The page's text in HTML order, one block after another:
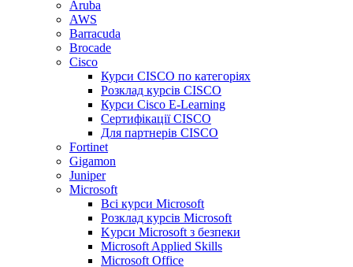
Aruba
AWS
Barracuda
Brocade
Cisco
Курси CISCO по категоріях
Розклад курсів CISCO
Курси Cisco E-Learning
Сертифікації CISCO
Для партнерів CISCO
Fortinet
Gigamon
Juniper
Microsoft
Всі курси Microsoft
Розклад курсів Microsoft
Kyрси Microsoft з безпеки
Microsoft Applied Skills
Microsoft Office